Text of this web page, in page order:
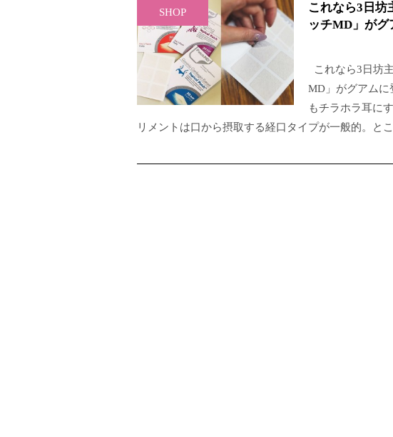
SHOP
これなら3日坊
ッチMD」がグ
これなら3日坊
MD」がグアムに
もチラホラ耳に
リメントは口から摂取する経口タイプが一般的。と